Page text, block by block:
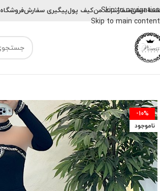
Skip to navigation
Skip to main content
اصلیسفارشات منکیف پولپیگیری سفارشفروشگاه
-10%
ناموجود